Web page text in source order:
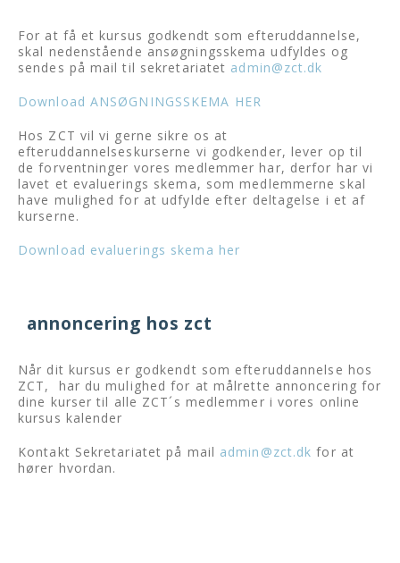
For at få et kursus godkendt som efteruddannelse,
skal nedenstående ansøgningsskema udfyldes og
sendes på mail til sekretariatet admin@zct.dk
Download ANSØGNINGSSKEMA HER
Hos ZCT vil vi gerne sikre os at
efteruddannelseskurserne vi godkender, lever op til
de forventninger vores medlemmer har, derfor har vi
lavet et evaluerings skema, som medlemmerne skal
have mulighed for at udfylde efter deltagelse i et af
kurserne.
Download evaluerings skema her
annoncering hos zct
Når dit kursus er godkendt som efteruddannelse hos
ZCT, har du mulighed for at målrette annoncering for
dine kurser til alle ZCT´s medlemmer i vores online
kursus kalender
Kontakt Sekretariatet på mail admin@zct.dk for at
hører hvordan.